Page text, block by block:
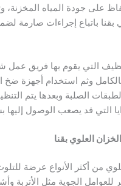
على جودة المياه
بقنا باتباع إجراءات صارمة
التي يقوم بها فريق عمل
بالكامل وثم استخدام أجهزة
الصلبة وبعدها يتم
التي قد يصعب الوصول إليها
العلوي بقنا
من أكثر الأنواع عرضة
للعوامل الجوية مثل الأتربة